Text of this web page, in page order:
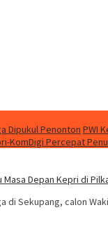
Dipukul Penonton PWI
KomDigi Percepat
Depan Kepri di
di Sekupang, calon